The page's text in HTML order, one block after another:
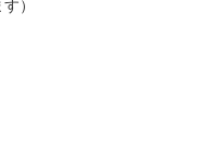
）